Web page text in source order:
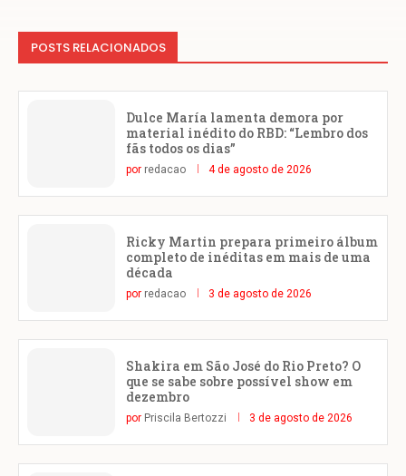
POSTS RELACIONADOS
Dulce María lamenta demora por
material inédito do RBD: “Lembro dos
fãs todos os dias”
por redacao 4 de agosto de 2026
Ricky Martin prepara primeiro álbum
completo de inéditas em mais de uma
década
por redacao 3 de agosto de 2026
Shakira em São José do Rio Preto? O
que se sabe sobre possível show em
dezembro
por Priscila Bertozzi 3 de agosto de 2026